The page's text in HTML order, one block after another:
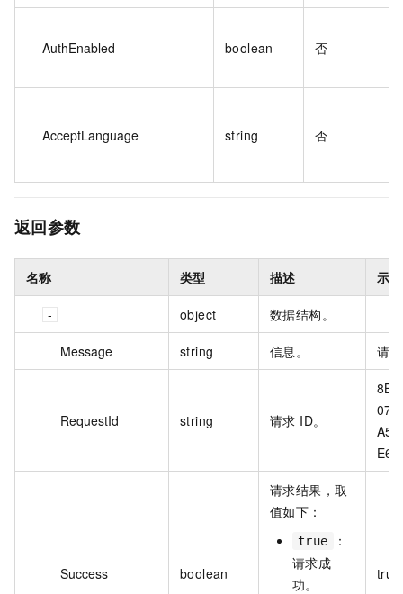
AuthEnabled boolean 否
AcceptLanguage string 否
返回参数
名称 类型 描述 示
object 数据结构。
Message string 信息。 请
RequestId string 请求 ID。
Success boolean
请求结果，取
值如下：
true
：
请求成
功。
true